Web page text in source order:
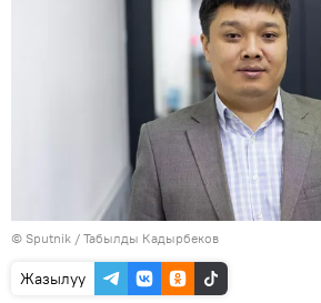
© Sputnik / Табылды Кадырбеков
Жазылуу